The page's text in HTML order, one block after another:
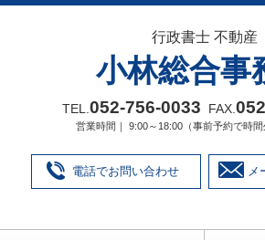
行政書士 不動産
小林総合事
TEL. 052‐756‐0033 FAX.
営業時間｜ 9:00～18:00（事前予約で時間
電話でお問い合わせ メ